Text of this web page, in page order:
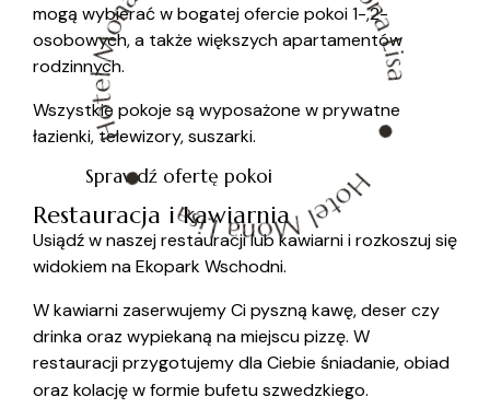
mogą wybierać w bogatej ofercie pokoi 1-,2-
osobowych, a także większych apartamentów
rodzinnych.
Wszystkie pokoje są wyposażone w prywatne
łazienki, telewizory, suszarki.
Sprawdź ofertę pokoi
Restauracja i kawiarnia
Usiądź w naszej restauracji lub kawiarni i rozkoszuj się
widokiem na Ekopark Wschodni.
W kawiarni zaserwujemy Ci pyszną kawę, deser czy
drinka oraz wypiekaną na miejscu pizzę. W
restauracji przygotujemy dla Ciebie śniadanie, obiad
oraz kolację w formie bufetu szwedzkiego.